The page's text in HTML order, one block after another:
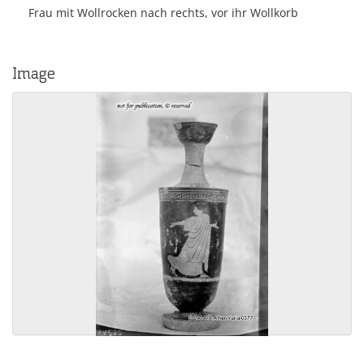
Frau mit Wollrocken nach rechts, vor ihr Wollkorb
Image